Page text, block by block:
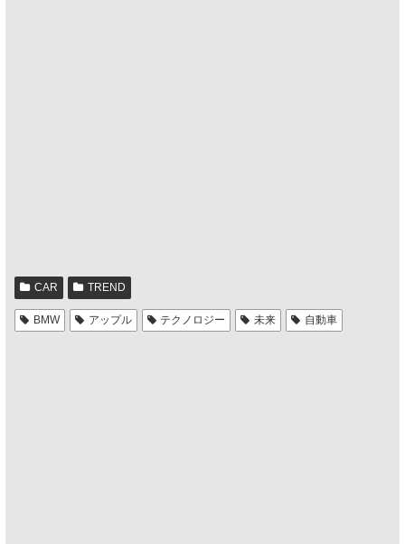
CAR TREND
BMW アップル テクノロジー 未来 自動車